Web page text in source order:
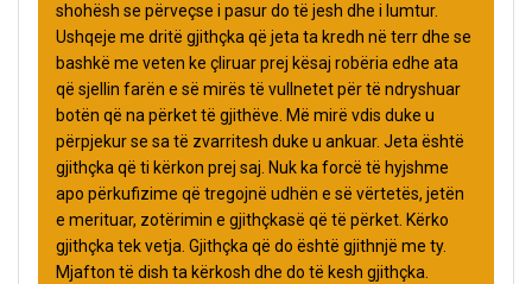
shohësh se përveçse i pasur do të jesh dhe i lumtur.
Ushqeje me dritë gjithçka që jeta ta kredh në terr dhe se
bashkë me veten ke çliruar prej kësaj robëria edhe ata
që sjellin farën e së mirës të vullnetet për të ndryshuar
botën që na përket të gjithëve. Më mirë vdis duke u
përpjekur se sa të zvarritesh duke u ankuar. Jeta është
gjithçka që ti kërkon prej saj. Nuk ka forcë të hyjshme
apo përkufizime që tregojnë udhën e së vërtetës, jetën
e merituar, zotërimin e gjithçkasë që të përket. Kërko
gjithçka tek vetja. Gjithçka që do është gjithnjë me ty.
Mjafton të dish ta kërkosh dhe do të kesh gjithçka.